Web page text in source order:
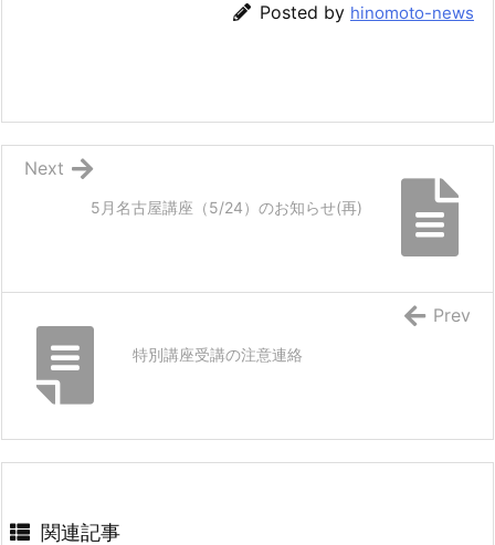
Posted by hinomoto-news
5月名古屋講座（5/24）のお知らせ(再)
Next
特別講座受講の注意連絡
Prev
関連記事